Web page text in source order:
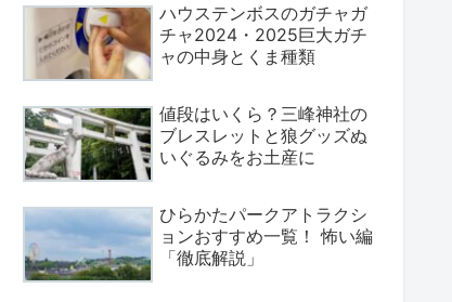
ハウステンボスのガチャガ
チャ2024・2025巨大ガチ
ャの中身とくま種類
値段はいくら？三峰神社の
ブレスレットと狼グッズぬ
いぐるみをお土産に
ひらかたパークアトラクシ
ョンおすすめ一覧！ 怖い編
「徹底解説」